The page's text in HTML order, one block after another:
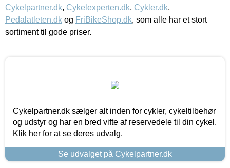
Cykelpartner.dk, Cykelexperten.dk, Cykler.dk,
Pedalatleten.dk og FriBikeShop.dk, som alle har et stort
sortiment til gode priser.
Cykelpartner.dk sælger alt inden for cykler, cykeltilbehør
og udstyr og har en bred vifte af reservedele til din cykel.
Klik her for at se deres udvalg.
Se udvalget på Cykelpartner.dk